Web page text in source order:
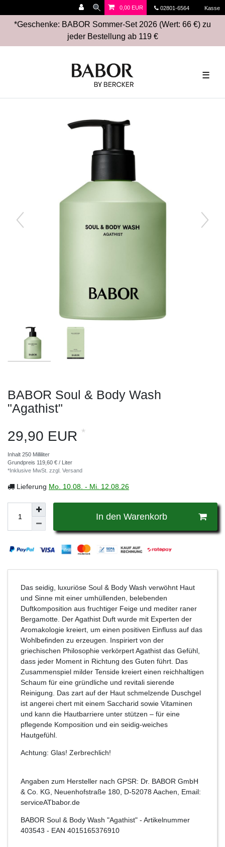
02801-6564 Kasse
0,00 EUR
*Geschenke: BABOR Sommer-Set 2026 (Wert: 66 €) zu
jeder Bestellung ab 119 €
☰
BABOR Soul & Body Wash
"Agathist"
29,90 EUR *
Inhalt 250 Milliliter
Grundpreis 119,60 € / Liter
*Inklusive MwSt. zzgl. Versand
Lieferung Mo. 10.08. - Mi. 12.08.26
In den Warenkorb
Das seidig, luxuriöse Soul & Body Wash verwöhnt Haut
und Sinne mit einer umhüllenden, belebenden
Duftkomposition aus fruchtiger Feige und mediter­ raner
Bergamotte. Der Agathist Duft wurde mit Experten der
Aromakologie kreiert, um einen positiven Einfluss auf das
Wohlbefinden zu erzeugen. Inspiriert von der
griechischen Philosophie verkörpert Agathist das Gefühl,
dass jeder Moment in Richtung des Guten führt. Das
Zusammenspiel milder Tenside kreiert einen reichhaltigen
Schaum für eine gründliche und revitali­ sierende
Reinigung. Das zart auf der Haut schmelzende Duschgel
ist angerei­ chert mit einem Saccharid sowie Vitaminen
und kann die Hautbarriere unter­ stützen – für eine
pflegende Komposition und ein seidig-weiches
Hautgefühl.
Achtung: Glas! Zerbrechlich!
Angaben zum Hersteller nach GPSR: Dr. BABOR GmbH
& Co. KG, Neuenhofstraße 180, D-52078 Aachen, Email:
serviceATbabor.de
BABOR Soul & Body Wash "Agathist" - Artikelnummer
403543 - EAN 4015165376910